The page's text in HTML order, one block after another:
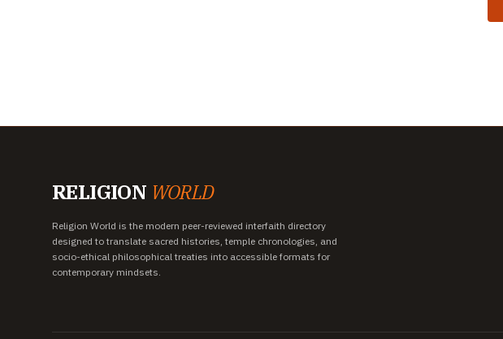
RELIGION WORLD
Religion World is the modern peer-reviewed interfaith directory
designed to translate sacred histories, temple chronologies, and
socio-ethical philosophical treaties into accessible formats for
contemporary mindsets.